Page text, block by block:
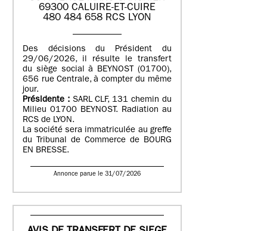
69300 CALUIRE-ET-CUIRE
480 484 658 RCS LYON
Des décisions du Président du
29/06/2026, il résulte le transfert
du siège social à BEYNOST (01700),
656 rue Centrale, à compter du même
jour.
Présidente :SARL CLF, 131 chemin du
Milieu 01700 BEYNOST. Radiation au
RCS de LYON.
La société sera immatriculée au greffe
du Tribunal de Commerce de BOURG
EN BRESSE.
Annonce parue le 31/07/2026